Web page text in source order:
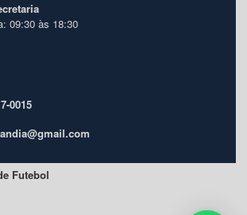
09:30 às 18:30
0015
Futebol